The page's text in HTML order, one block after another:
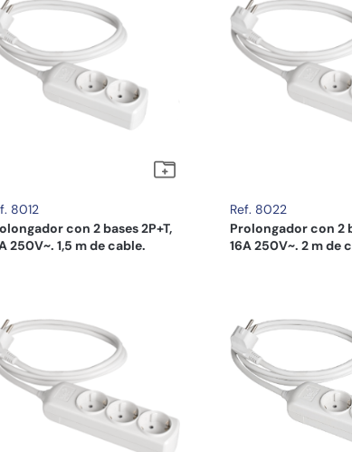
8012
con 2 bases 2P+T,
250V~. 1,5 m de cable.
Ref. 8022
Prolongador con 2
16A 250V~. 2 m de